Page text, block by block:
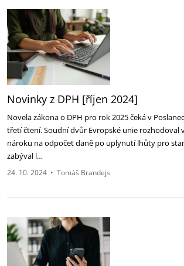
Novinky z DPH [říjen 2024]
Novela zákona o DPH pro rok 2025 čeká v
třetí čtení. Soudní dvůr Evropské unie rozhodoval
nároku na odpočet daně po uplynutí lhůty pro
zabýval l…
24. 10. 2024 • Tomáš Brandejs